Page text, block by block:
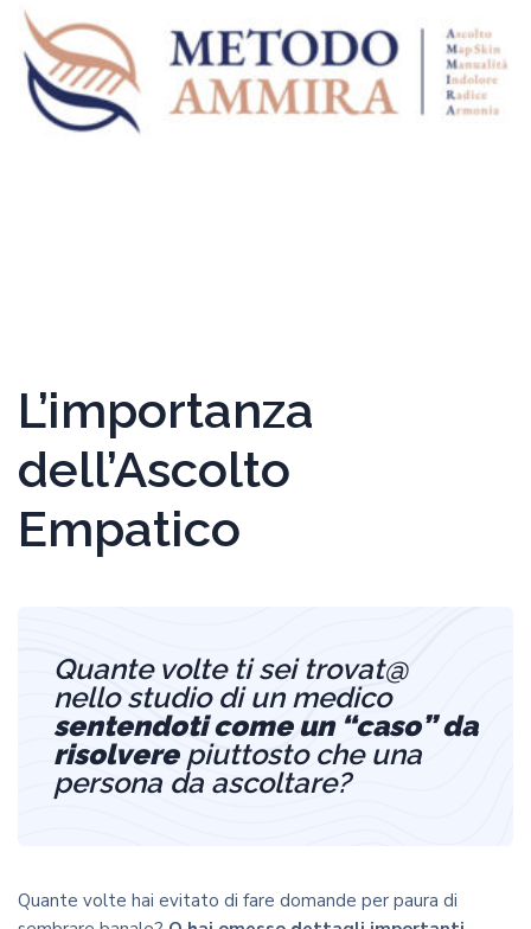
L’importanza
dell’Ascolto
Empatico
Quante volte ti sei trovat@
nello studio di un medico
sentendoti come un “caso” da
risolverepiuttosto che una
persona da ascoltare?
Quante volte hai evitato di fare domande per paura di